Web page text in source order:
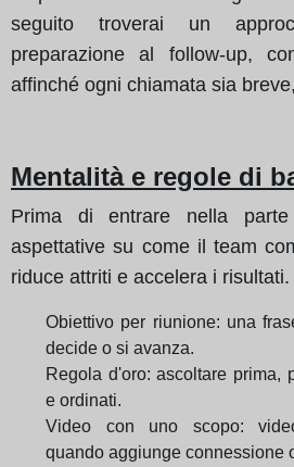
seguito troverai un
preparazione al follow-up,
affinché ogni chiamata sia
Mentalità e regole di
Prima di entrare nella
aspettative su come il team
riduce attriti e accelera i risultati.
Obiettivo per riunione: una
decide o si avanza.
Regola d'oro: ascoltare prima,
e ordinati.
Video con uno scopo:
quando aggiunge connessione